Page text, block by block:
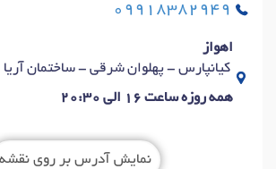
09918382949
اهواز
کیانپارس - پهلوان شرقی - ساختمان آریا
همه روزه ساعت 16 الی 20:30
نمایش آدرس بر روی نقشه